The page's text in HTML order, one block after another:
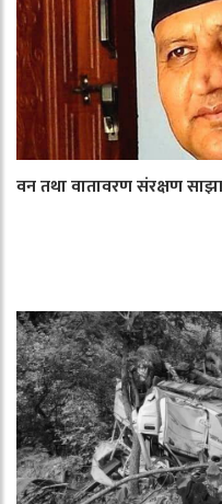
वन तथा वातावरण संरक्षण